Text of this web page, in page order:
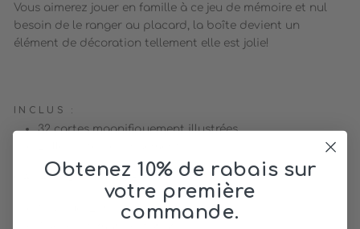
Vous aimerez jouer en famille à ce jeu de mémoire et nul
besoin de le ranger au placard, la boîte devient un
élément de décoration tellement elle est jolie!
INCLUS :
32 cartes magnifiquement illustrées
CARACTÉRISTIQUES :
Marque: Londji (Barcelone)
Obtenez 10% de rabais sur
votre première
commande.